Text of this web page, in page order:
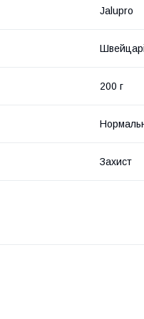
Jalupro
200 г
Захист